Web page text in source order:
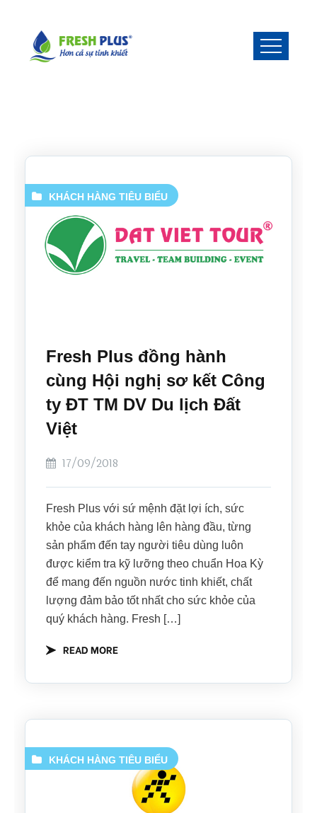
KHÁCH HÀNG TIÊU BIỂU
Fresh Plus đồng hành
cùng Hội nghị sơ kết Công
ty ĐT TM DV Du lịch Đất
Việt
17/09/2018
Fresh Plus với sứ mệnh đặt lợi ích, sức
khỏe của khách hàng lên hàng đầu, từng
sản phẩm đến tay người tiêu dùng luôn
được kiểm tra kỹ lưỡng theo chuẩn Hoa Kỳ
để mang đến nguồn nước tinh khiết, chất
lượng đảm bảo tốt nhất cho sức khỏe của
quý khách hàng. Fresh […]
READ MORE
KHÁCH HÀNG TIÊU BIỂU